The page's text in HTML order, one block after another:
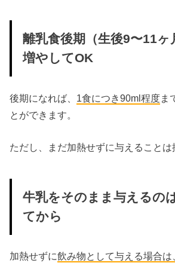
離乳食後期（生後9〜11ヶ
増やしてOK
後期になれば、 1食につき90ml程度ま
とができます。
ただし、まだ加熱せずに与えることは
牛乳をそのまま与えるの
てから
加熱せずに飲み物として与える場合は